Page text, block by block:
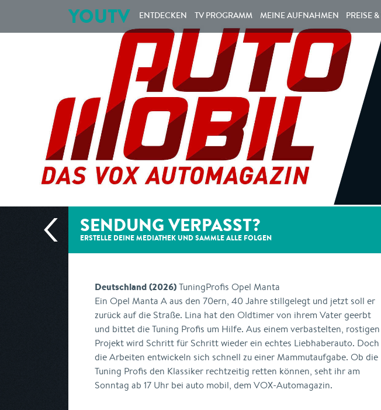
YOUTV ENTDECKEN TV PROGRAMM MEINE AUFNAHMEN PREISE &
SENDUNG VERPASST?
ERSTELLE DEINE MEDIATHEK UND SAMMLE ALLE FOLGEN
Deutschland (2026)TuningProfis Opel Manta
Ein Opel Manta A aus den 70ern, 40 Jahre stillgelegt und jetzt soll er
zurück auf die Straße. Lina hat den Oldtimer von ihrem Vater geerbt
und bittet die Tuning Profis um Hilfe. Aus einem verbastelten, rostigen
Projekt wird Schritt für Schritt wieder ein echtes Liebhaberauto. Doch
die Arbeiten entwickeln sich schnell zu einer Mammutaufgabe. Ob die
Tuning Profis den Klassiker rechtzeitig retten können, seht ihr am
Sonntag ab 17 Uhr bei auto mobil, dem VOX-Automagazin.